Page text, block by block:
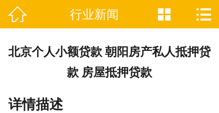
网站首页
 行业新闻  
北京个人小额贷款 朝阳房产私人抵押贷
款 房屋抵押贷款
详情描述